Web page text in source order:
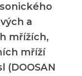
a
mřížích,
mříží